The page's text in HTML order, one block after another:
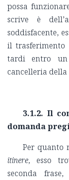
possa
scrive è
soddisfacente,
il trasferimento
tardi entro un
cancelleria della
3.1.2. Il
domanda
Per quanto
itinere, esso
seconda